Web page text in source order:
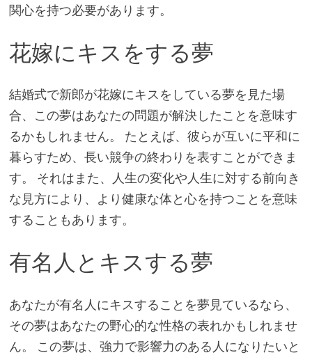
関心を持つ必要があります。
花嫁にキスをする夢
結婚式で新郎が花嫁にキスをしている夢を見た場
合、この夢はあなたの問題が解決したことを意味す
るかもしれません。 たとえば、彼らが互いに平和に
暮らすため、長い競争の終わりを表すことができま
す。 それはまた、人生の変化や人生に対する前向き
な見方により、より健康な体と心を持つことを意味
することもあります。
有名人とキスする夢
あなたが有名人にキスすることを夢見ているなら、
その夢はあなたの野心的な性格の表れかもしれませ
ん。 この夢は、強力で影響力のある人になりたいと